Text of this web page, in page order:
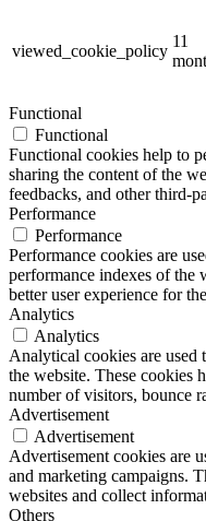
viewed_cookie_policy
11
Functional
Functional
Functional cookies help to
sharing the content of the
feedbacks, and other third-
Performance
Performance
Performance cookies are
performance indexes of the
better user experience for
Analytics
Analytics
Analytical cookies are used
the website. These cookies
number of visitors, bounce
Advertisement
Advertisement
Advertisement cookies are
and marketing campaigns.
websites and collect
Others